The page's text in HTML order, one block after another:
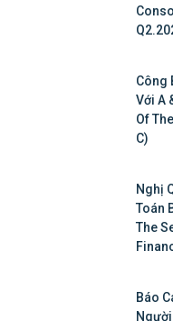
Công
Với A
Of
C)
Nghị
Toán
The
Báo